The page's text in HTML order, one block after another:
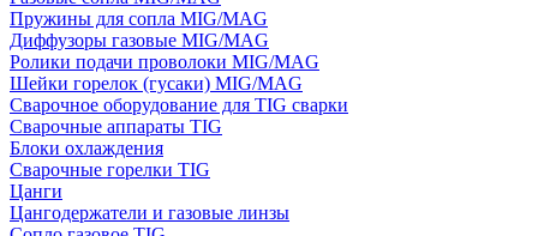
Пружины для сопла MIG/MAG
Диффузоры газовые MIG/MAG
Ролики подачи проволоки MIG/MAG
Шейки горелок (гусаки) MIG/MAG
Сварочное оборудование для TIG сварки
Сварочные аппараты TIG
Блоки охлаждения
Сварочные горелки TIG
Цанги
Цангодержатели и газовые линзы